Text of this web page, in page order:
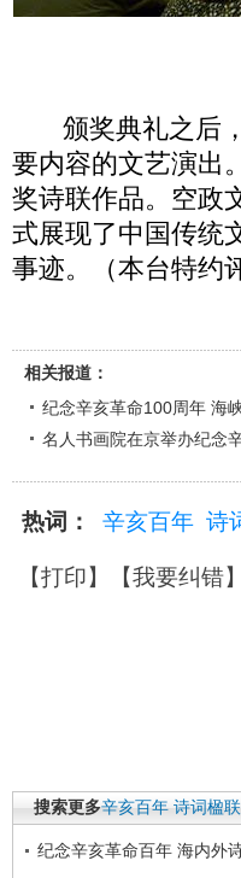
颁奖典礼之后，
要内容的文艺演出
奖诗联作品。空政
式展现了中国传统
事迹。（本台特约
相关报道：
纪念辛亥革命100周年 海
名人书画院在京举办纪念
热词： 辛亥百年 诗
【打印】【我要纠错
搜索更多辛亥百年 诗词楹
纪念辛亥革命百年 海内外